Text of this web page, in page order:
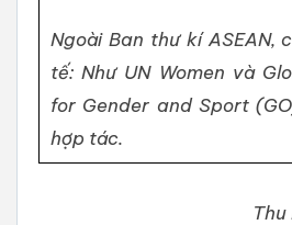
Ngoài Ban thư kí ASEAN,
tế: Như UN Women và
for Gender and Sport
hợp tác.
Thu